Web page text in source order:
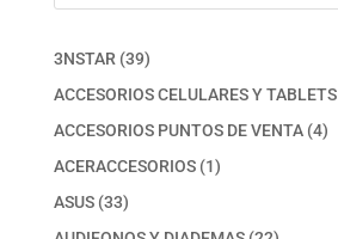
3NSTAR 3939
productos
ACCESORIOS CELULARES Y TABLETS
ACCESORIOS PUNTOS DE VENTA 44
ACERACCESORIOS 11
ASUS 3333
productos